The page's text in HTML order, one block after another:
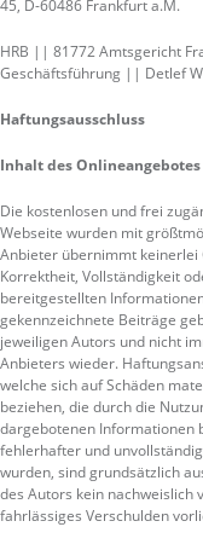
45, D-60486 Frankfurt a.M.
HRB || 81772 Amtsgericht
Geschäftsführung || Detlef
Haftungsausschluss
Inhalt des Onlineangebotes
Die kostenlosen und frei
Webseite wurden mit
Anbieter übernimmt keinerlei
Korrektheit, Vollständigkeit
bereitgestellten
gekennzeichnete Beiträge
jeweiligen Autors und nicht
Anbieters wieder.
welche sich auf Schäden
beziehen, die durch die
dargebotenen Informationen
fehlerhafter und
wurden, sind grundsätzlich
des Autors kein nachweislich
fahrlässiges Verschulden